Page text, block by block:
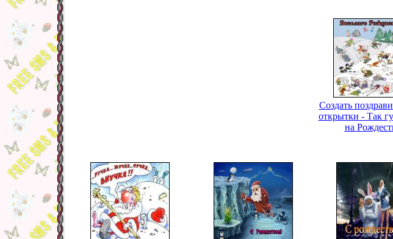
Создать
открытки - Так
на